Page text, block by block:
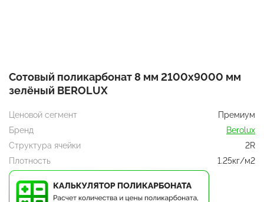
Сотовый поликарбонат 8 мм 2100x9000 мм
зелёный BEROLUX
Ценовой сегмент
Премиум
Бренд
Berolux
Структура ячейки
2R
Плотность
1.25кг/м2